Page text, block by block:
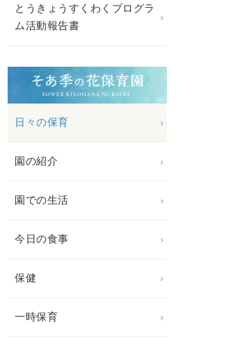
とうきょうすくわくプログラ
ム活動報告書
日々の保育
園の紹介
園での生活
今日の食事
保健
一時保育